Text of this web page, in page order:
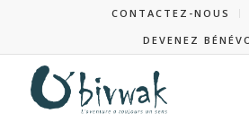
CONTACTEZ-NOUS
DEVENEZ